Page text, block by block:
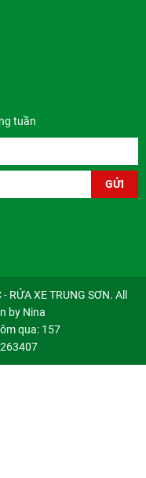
tuần
GỬI
XE TRUNG SƠN. All
by Nina
qua: 157